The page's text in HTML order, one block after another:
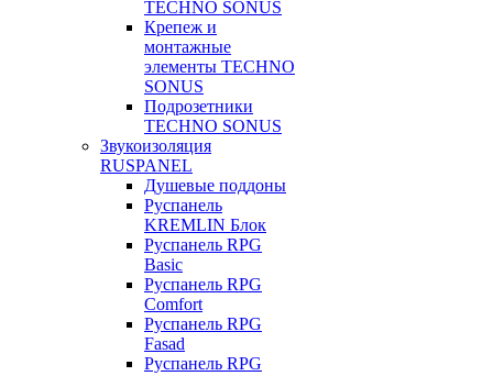
TECHNO SONUS
Крепеж и
монтажные
элементы TECHNO
SONUS
Подрозетники
TECHNO SONUS
Звукоизоляция
RUSPANEL
Душевые поддоны
Руспанель
KREMLIN Блок
Руспанель RPG
Basic
Руспанель RPG
Comfort
Руспанель RPG
Fasad
Руспанель RPG